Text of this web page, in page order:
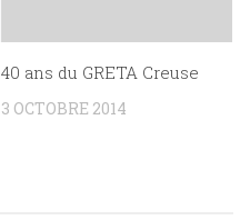
40 ans du GRETA Creuse
3 OCTOBRE 2014